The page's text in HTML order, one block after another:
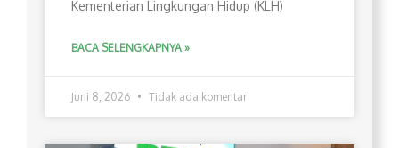
Kementerian Lingkungan Hidup (KLH)
BACA SELENGKAPNYA »
Juni 8, 2026 Tidak ada komentar